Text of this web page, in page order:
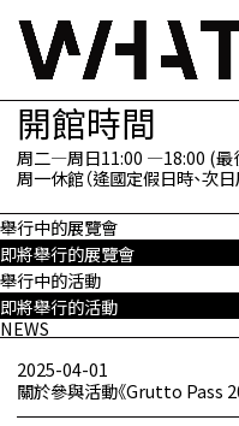
開館時間
周二—周日11:00 —18:00 (最
周一休館（逄國定假日時、次日
舉行中的展覽會
即將舉行的展覽會
舉行中的活動
即將舉行的活動
NEWS
2025-04-01
關於參與活動《Grutto Pass